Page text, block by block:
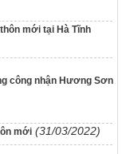
mới tại Hà Tĩnh
công nhận Hương Sơn
mới (31/03/2022)